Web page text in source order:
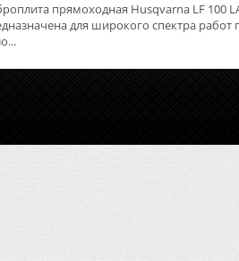
прямоходная Husqvarna LF 100
для широкого спектра работ